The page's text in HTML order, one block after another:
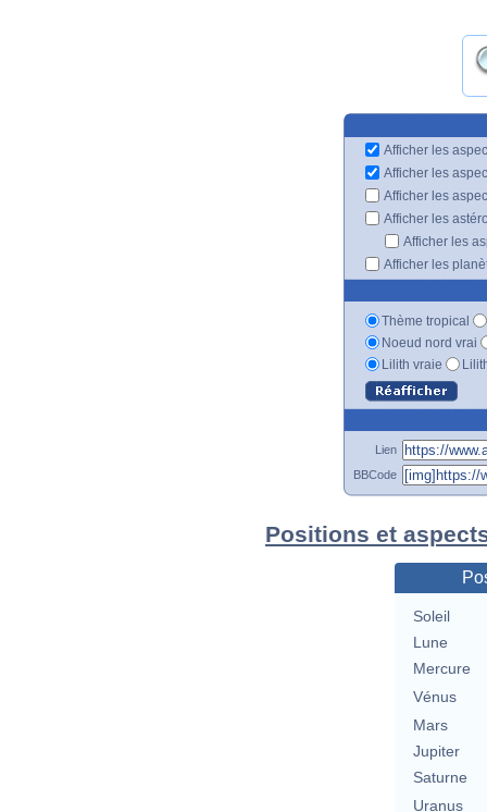
Afficher les
Afficher les
Afficher les
Afficher les
Afficher les
Afficher les
Thème tropical
Noeud nord vrai
Lilith vraie
Lien
BBCode
Positions et
Soleil
Lune
Mercure
Vénus
Mars
Jupiter
Saturne
Uranus